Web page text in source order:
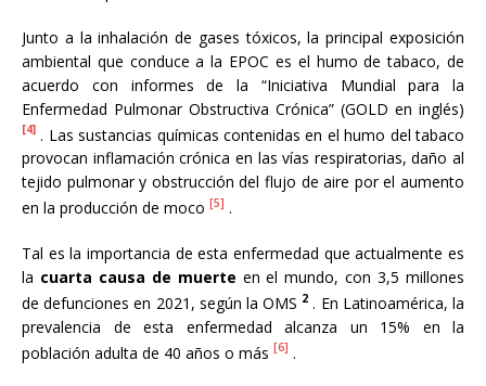
Junto a la inhalación de gases tóxicos, la principal exposición
ambiental que conduce a la EPOC es el humo de tabaco, de
acuerdo con informes de la “Iniciativa Mundial para la
Enfermedad Pulmonar Obstructiva Crónica” (GOLD en inglés)
[4] . Las sustancias químicas contenidas en el humo del tabaco
provocan inflamación crónica en las vías respiratorias, daño al
tejido pulmonar y obstrucción del flujo de aire por el aumento
en la producción de moco [5] .
Tal es la importancia de esta enfermedad que actualmente es
la cuarta causa de muerte en el mundo, con 3,5 millones
de defunciones en 2021, según la OMS 2 . En Latinoamérica, la
prevalencia de esta enfermedad alcanza un 15% en la
población adulta de 40 años o más [6] .